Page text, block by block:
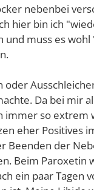
nebenbei
hier bin ich
und muss es
oder
Da bei mir
immer so extrem
eher Positives
Beenden der
Beim Paroxetin
ein paar Tagen